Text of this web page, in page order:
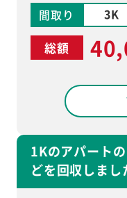
間取り 3K
総額
1Kのアパート
どを回収しまし